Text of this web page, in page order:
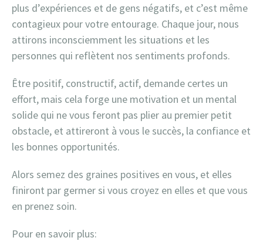
plus d’expériences et de gens négatifs, et c’est même
contagieux pour votre entourage. Chaque jour, nous
attirons inconsciemment les situations et les
personnes qui reflètent nos sentiments profonds.
Être positif, constructif, actif, demande certes un
effort, mais cela forge une motivation et un mental
solide qui ne vous feront pas plier au premier petit
obstacle, et attireront à vous le succès, la confiance et
les bonnes opportunités.
Alors semez des graines positives en vous, et elles
finiront par germer si vous croyez en elles et que vous
en prenez soin.
Pour en savoir plus: